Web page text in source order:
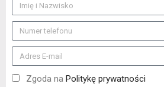
Zgoda na Politykę prywatności